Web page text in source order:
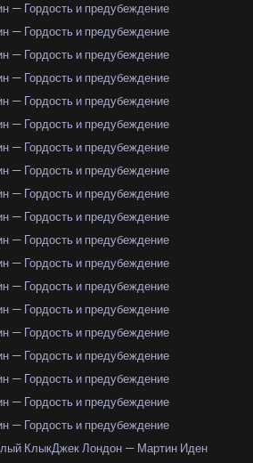
— Гордость и предубеждение
— Гордость и предубеждение
— Гордость и предубеждение
— Гордость и предубеждение
— Гордость и предубеждение
— Гордость и предубеждение
— Гордость и предубеждение
— Гордость и предубеждение
— Гордость и предубеждение
— Гордость и предубеждение
— Гордость и предубеждение
— Гордость и предубеждение
— Гордость и предубеждение
— Гордость и предубеждение
— Гордость и предубеждение
— Гордость и предубеждение
— Гордость и предубеждение
— Гордость и предубеждение
— Гордость и предубеждение
КлыкДжек Лондон — Мартин Иден